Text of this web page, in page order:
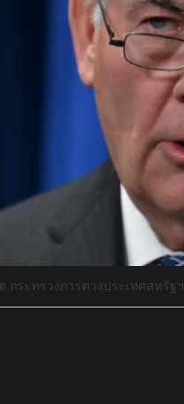
กระทรวงการต่างประเทศสหรัฐฯ